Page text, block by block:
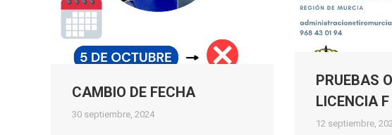
CAMBIO DE FECHA
30 septiembre, 2024
PRUEBAS
LICENCIA F
12 septiembre,